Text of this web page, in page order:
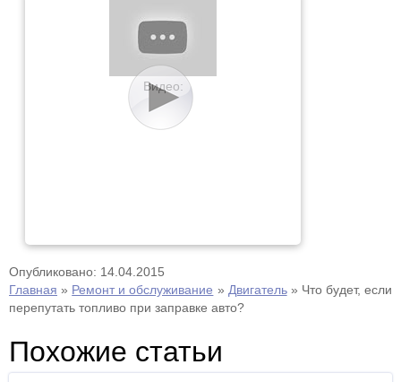
Видео:
Опубликовано: 14.04.2015
Главная » Ремонт и обслуживание » Двигатель» Что будет, если
перепутать топливо при заправке авто?
Похожие статьи